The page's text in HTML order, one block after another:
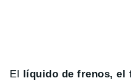
El
líquido de frenos,